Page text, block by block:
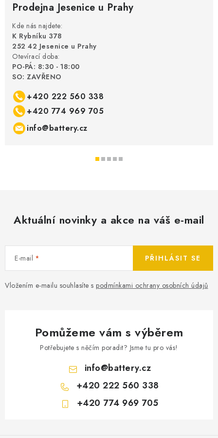
Prodejna Jesenice u Prahy
Kde nás najdete:
K Rybníku 378
252 42 Jesenice u Prahy
Otevírací doba:
PO-PÁ: 8:30 - 18:00
SO: ZAVŘENO
+420 222 560 338
+420 774 969 705
info@battery.cz
Aktuální novinky a akce na váš e-mail
E-mail
Vložením e-mailu souhlasíte s podmínkami ochrany osobních údajů
PŘIHLÁSIT SE
Pomůžeme vám s výběrem
Potřebujete s něčím poradit? Jsme tu pro vás!
info@battery.cz
+420 222 560 338
+420 774 969 705